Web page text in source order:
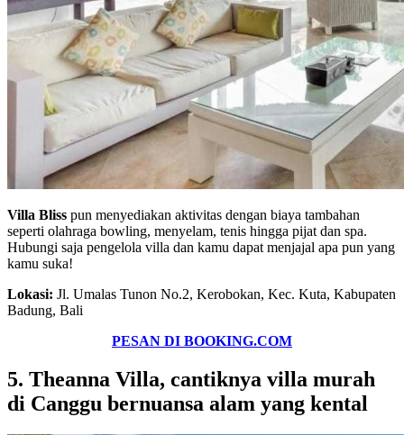
Villa Bliss pun menyediakan aktivitas dengan biaya tambahan
seperti olahraga bowling, menyelam, tenis hingga pijat dan spa.
Hubungi saja pengelola villa dan kamu dapat menjajal apa pun yang
kamu suka!
Lokasi: Jl. Umalas Tunon No.2, Kerobokan, Kec. Kuta, Kabupaten
Badung, Bali
PESAN DI BOOKING.COM
5. Theanna Villa, cantiknya villa murah
di Canggu bernuansa alam yang kental